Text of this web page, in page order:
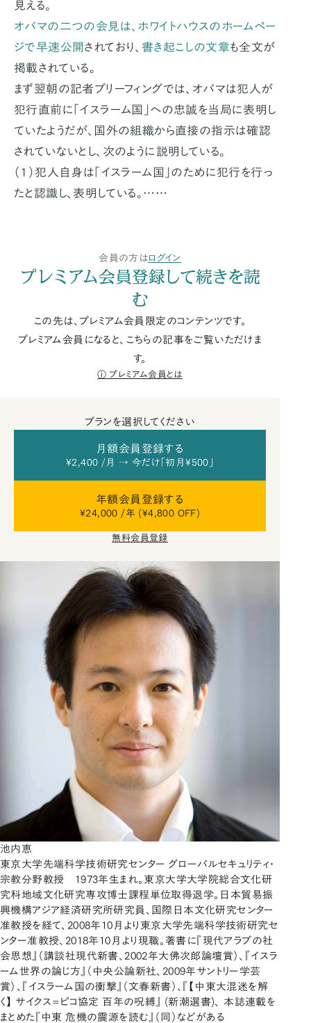
見える。
オバマの二つの会見は、ホワイトハウスのホームペー
ジで早速公開されており、 書き起こしの文章も全文が
掲載されている。
まず翌朝の記者ブリーフィングでは、オバマは犯人が
犯行直前に「イスラーム国」への忠誠を当局に表明し
ていたようだが、国外の組織から直接の指示は確認
されていないとし、次のように説明している。
（１）犯人自身は「イスラーム国」のために犯行を行っ
たと認識し、表明している。……
会員の方はログイン
プレミアム会員登録して続きを読
む
この先は、プレミアム会員限定のコンテンツです。
プレミアム会員になると、こちらの記事をご覧いただけま
す。
プレミアム会員とは
プランを選択してください
月額会員登録する
¥2,400 /月 → 今だけ「初月¥500」
年額会員登録する
¥24,000 /年 (¥4,800 OFF)
無料会員登録
池内恵
東京大学先端科学技術研究センター グローバルセキュリティ・
宗教分野教授 1973年生まれ。東京大学大学院総合文化研
究科地域文化研究専攻博士課程単位取得退学。日本貿易振
興機構アジア経済研究所研究員、国際日本文化研究センター
准教授を経て、2008年10月より東京大学先端科学技術研究セ
ンター准教授、2018年10月より現職。著書に『現代アラブの社
会思想』（講談社現代新書、2002年大佛次郎論壇賞）、『イスラ
ーム世界の論じ方』（中央公論新社、2009年サントリー学芸
賞）、『イスラーム国の衝撃』（文春新書）、『【中東大混迷を解
く】 サイクス=ピコ協定 百年の呪縛』 (新潮選書)、 本誌連載を
まとめた『中東 危機の震源を読む』（同）などがある